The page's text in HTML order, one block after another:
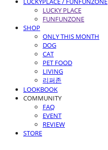
LUCKY PLACE
FUNFUNZONE
SHOP
ONLY THIS MONTH
DOG
CAT
PET FOOD
LIVING
리퍼존
LOOKBOOK
COMMUNITY
FAQ
EVENT
REVIEW
STORE